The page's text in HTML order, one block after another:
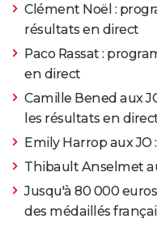
Clément Noël :
résultats en direct
Paco Rassat :
en direct
Camille Bened aux
les résultats en
Emily Harrop aux
Thibault Anselmet
Jusqu'à 80 000
des médaillés